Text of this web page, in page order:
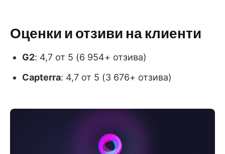
Оценки и отзиви на клиенти
G2: 4,7 от 5 (6 954+ отзива)
Capterra: 4,7 от 5 (3 676+ отзива)